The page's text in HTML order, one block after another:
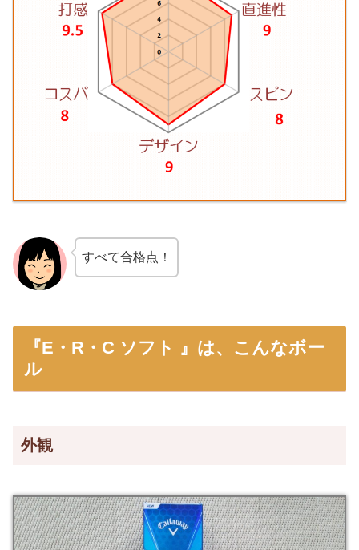
すべて合格点！
『E・R・C ソフト 』は、こんなボー
ル
外観